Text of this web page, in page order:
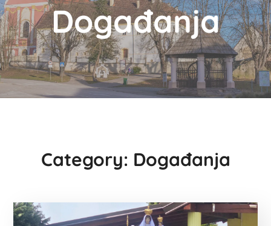
Događanja
Category: Događanja